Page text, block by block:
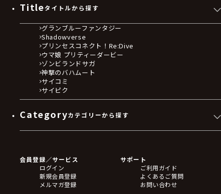
Titleタイトルから探す
グランブルーファンタジー
Shadowverse
プリンセスコネクト！Re:Dive
ウマ娘 プリティーダービー
ゾンビランドサガ
神撃のバハムート
サイコミ
サイピク
Categoryカテゴリーから探す
フィギュア
アクリルスタンド
バッジ
キーホルダー・ストラップ
会員登録／サービス
ログイン
新規会員登録
メルマガ登録
サポート
ご利用ガイド
よくあるご質問
お問い合わせ